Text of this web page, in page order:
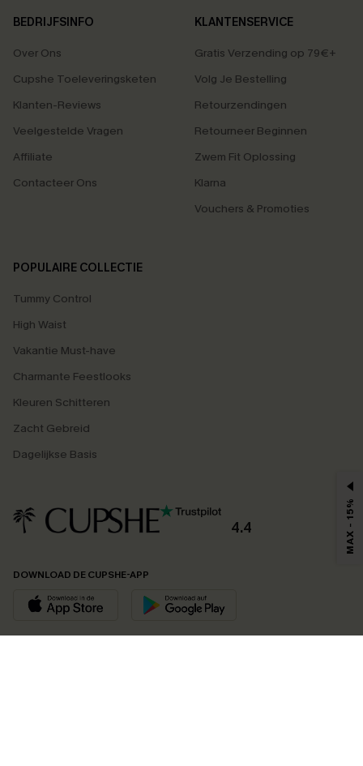
BEDRIJFSINFO
Over Ons
Cupshe Toeleveringsketen
Klanten-Reviews
Veelgestelde Vragen
Affiliate
Contacteer Ons
KLANTENSERVICE
Gratis Verzending op 79€+
Volg Je Bestelling
Retourzendingen
Retourneer Beginnen
Zwem Fit Oplossing
Klarna
Vouchers & Promoties
POPULAIRE COLLECTIE
Tummy Control
High Waist
Vakantie Must-have
Charmante Feestlooks
Kleuren Schitteren
Zacht Gebreid
Dagelijkse Basis
4.4
DOWNLOAD DE CUPSHE-APP
MAX - 15%